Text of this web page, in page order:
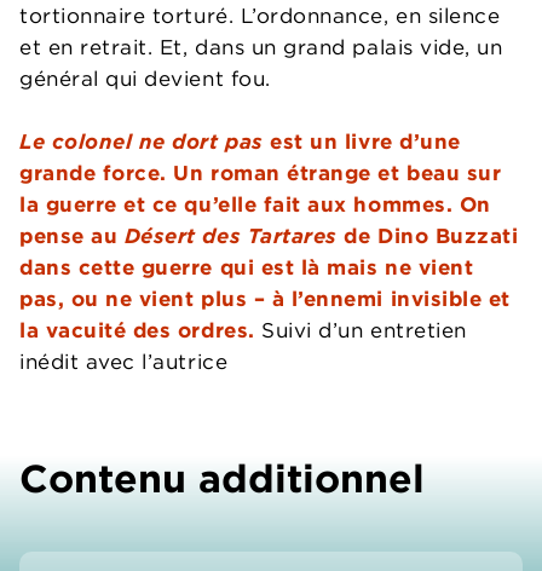
tortionnaire torturé. L’ordonnance, en silence
et en retrait. Et, dans un grand palais vide, un
général qui devient fou.
Le colonel ne dort pas est un livre d’une
grande force. Un roman étrange et beau sur
la guerre et ce qu’elle fait aux hommes. On
pense au Désert des Tartares de Dino Buzzati
dans cette guerre qui est là mais ne vient
pas, ou ne vient plus – à l’ennemi invisible et
la vacuité des ordres. Suivi d’un entretien
inédit avec l’autrice
Contenu additionnel